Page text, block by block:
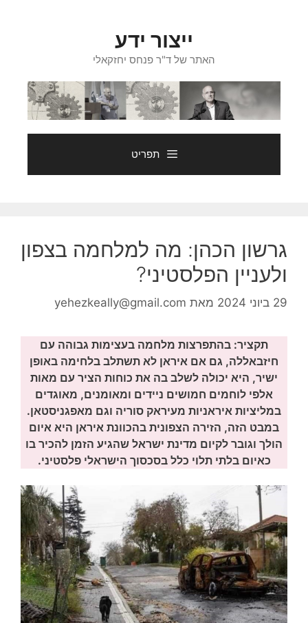
ייצור ידע
האתר של ד"ר פנחס יחזקאלי
תפריט
גרשון הכהן: מה למלחמה בצפון
ולעניין הפלסטיני?
29 ביוני 2024 מאת yehezkeally@gmail.com
תקציר: בהתפרצות מלחמה בעצימות גבוהה עם
חיזבאללה, גם אם איראן לא תשתלב בלחימה באופן
ישיר, היא יכולה לשלב בה את כוחות הציר עם מאות
אלפי לוחמים חמושים ניידים ומאומנים, מאוגדים
במליציות איראניות מעיראק סוריה וגם מאפגניסטאן.
במבט הזה, הזירה הצפונית בהכוונת איראן היא איום
הולך וגובר לקיום מדינת ישראל שהגיע הזמן להכיר בו
כאיום בלתי תלוי כלל בסכסוך הישראלי פלסטיני.